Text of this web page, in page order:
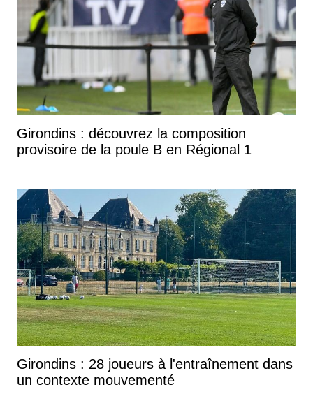
Girondins : découvrez la composition
provisoire de la poule B en Régional 1
Girondins : 28 joueurs à l'entraînement dans
un contexte mouvementé